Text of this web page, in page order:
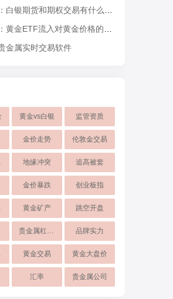
银期货和期权交易有什么区别？
金ETF流入对黄金价格的影响分析
金属实时交易软件
黄金vs白银 监管资质
金价走势 伦敦金交易
地缘冲突 追高被套
金价暴跌 创业板指
黄金矿产 跳空开盘
贵金属杠杆交易 品牌实力
黄金交易 黄金大盘价
汇率 贵金属公司